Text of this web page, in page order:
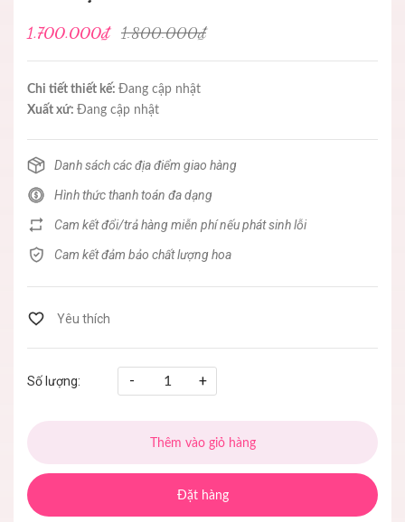
1.700.000₫ 1.800.000₫
Chi tiết thiết kế: Đang cập nhật
Xuất xứ: Đang cập nhật
Danh sách các địa điểm giao hàng
Hình thức thanh toán đa dạng
Cam kết đổi/trả hàng miễn phí nếu phát sinh lỗi
Cam kết đảm bảo chất lượng hoa
Số lượng: - +
Thêm vào giỏ hàng
Đặt hàng